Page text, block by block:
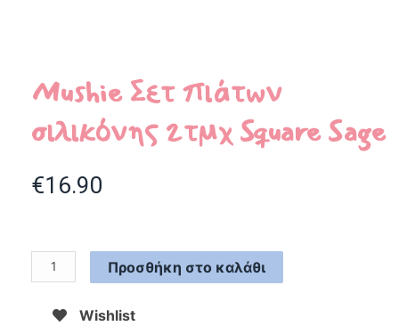
Mushie Σετ πιάτων
σιλικόνης 2τμχ Square Sage
€16.90
Προσθήκη στο καλάθι
Wishlist